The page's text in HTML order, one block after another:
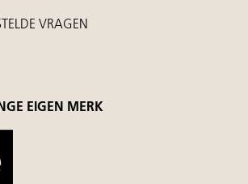
VRAGEN
EIGEN MERK